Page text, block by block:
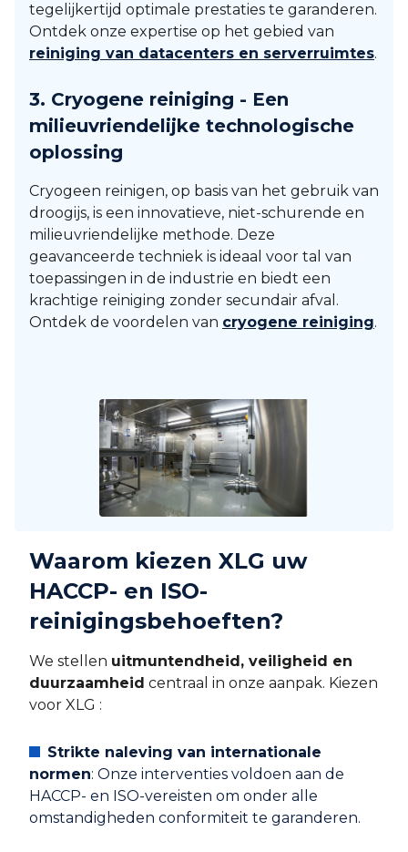
tegelijkertijd optimale prestaties te garanderen.
Ontdek onze expertise op het gebied van
reiniging van datacenters en serverruimtes.
3. Cryogene reiniging - Een
milieuvriendelijke technologische
oplossing
Cryogeen reinigen, op basis van het gebruik van
droogijs, is een innovatieve, niet-schurende en
milieuvriendelijke methode. Deze
geavanceerde techniek is ideaal voor tal van
toepassingen in de industrie en biedt een
krachtige reiniging zonder secundair afval.
Ontdek de voordelen van cryogene reiniging.
Waarom kiezen XLG uw
HACCP- en ISO-
reinigingsbehoeften?
We stellen uitmuntendheid, veiligheid en
duurzaamheid centraal in onze aanpak. Kiezen
voor XLG :
Strikte naleving van internationale
normen: Onze interventies voldoen aan de
HACCP- en ISO-vereisten om onder alle
omstandigheden conformiteit te garanderen.